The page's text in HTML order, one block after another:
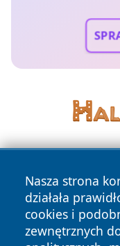
Nasza strona
działała
cookies i
zewnętrznych
Copyright © 2026